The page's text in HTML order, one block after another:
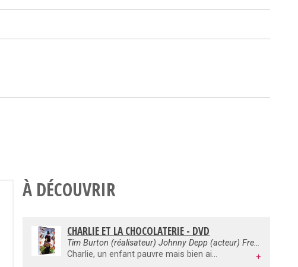
À DÉCOUVRIR
CHARLIE ET LA CHOCOLATERIE - DVD
Tim Burton (réalisateur) Johnny Depp (acteur) Freddie Highmore (acteur) Helena Bonham Carter (acteur)
Charlie, un enfant pauvre mais bien aimé, rêve de visiter l’immense usine voisine de sa maison, qui fabrique le meilleur chocolat du monde. Mais pour cela, il lui faudrait trouver l’une des tablettes contenant un ticket d’or… Qui mieux que Tim Burton aurait pu adapter le célébrissime roman de Roald Dahl ? Ce film délirant et absolument merveilleux (avec un Johnny Depp époustouflant), est à découvrir d’urgence en DVD simple, collector ou édition prestige.
+